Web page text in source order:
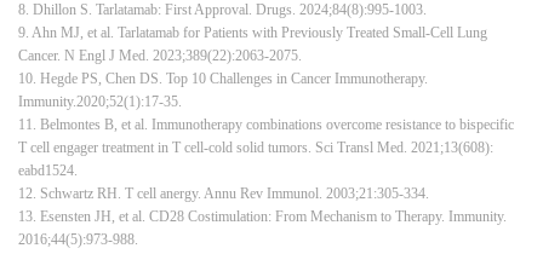
8. Dhillon S. Tarlatamab: First Approval. Drugs. 2024;84(8):995-1003.
9. Ahn MJ, et al. Tarlatamab for Patients with Previously Treated Small-Cell Lung
Cancer. N Engl J Med. 2023;389(22):2063-2075.
10. Hegde PS, Chen DS. Top 10 Challenges in Cancer Immunotherapy.
Immunity.2020;52(1):17-35.
11. Belmontes B, et al. Immunotherapy combinations overcome resistance to bispecific
T cell engager treatment in T cell-cold solid tumors. Sci Transl Med. 2021;13(608):
eabd1524.
12. Schwartz RH. T cell anergy. Annu Rev Immunol. 2003;21:305-334.
13. Esensten JH, et al. CD28 Costimulation: From Mechanism to Therapy. Immunity.
2016;44(5):973-988.